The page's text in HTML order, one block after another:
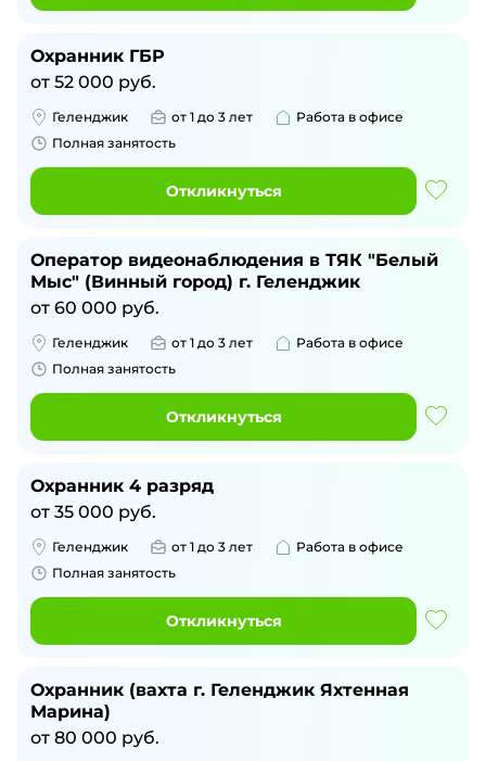
Охранник ГБР
от 52 000 руб.
Геленджик от 1 до 3 лет
Работа в офисе
Полная занятость
Откликнуться
Оператор видеонаблюдения в ТЯК "Белый
Мыс" (Винный город) г. Геленджик
от 60 000 руб.
Геленджик от 1 до 3 лет
Работа в офисе
Полная занятость
Откликнуться
Охранник 4 разряд
от 35 000 руб.
Геленджик от 1 до 3 лет
Работа в офисе
Полная занятость
Откликнуться
Охранник (вахта г. Геленджик Яхтенная
Марина)
от 80 000 руб.